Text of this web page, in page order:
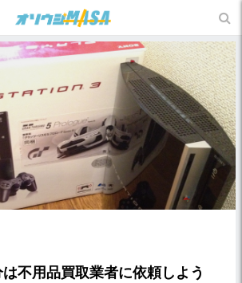
不用品買取業者に依頼しよう